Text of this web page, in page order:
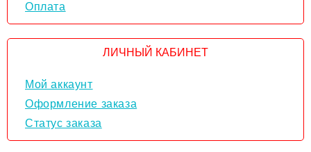
Оплата
ЛИЧНЫЙ КАБИНЕТ
Мой аккаунт
Оформление заказа
Статус заказа